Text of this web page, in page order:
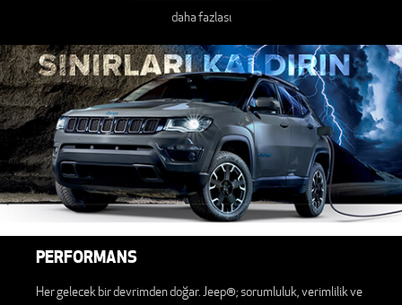
daha fazlası
PERFORMANS
Her gelecek bir devrimden doğar. Jeep®; sorumluluk, verimlilik ve